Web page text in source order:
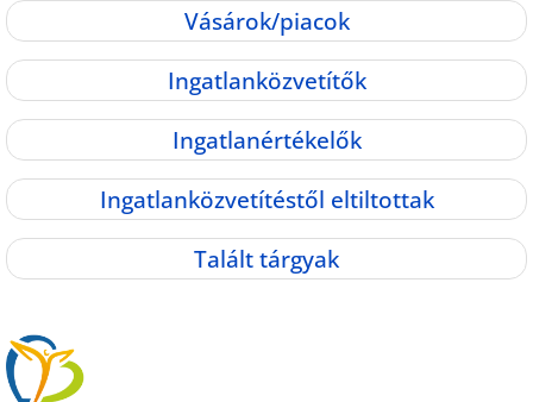
Vásárok/piacok
Ingatlanközvetítők
Ingatlanértékelők
Ingatlanközvetítéstől eltiltottak
Talált tárgyak